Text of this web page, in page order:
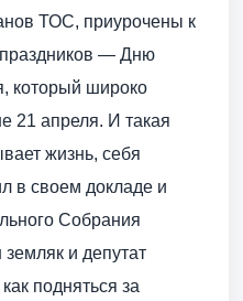
ТОС, приурочены к
праздников — Дню
который широко
21 апреля. И такая
жизнь, себя
в своем докладе и
Собрания
и депутат
подняться за